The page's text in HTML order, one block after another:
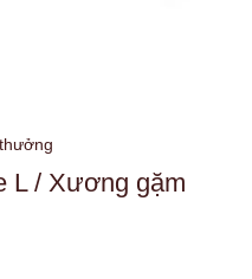
L / Xương gặm